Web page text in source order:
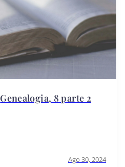
Genealogia, 8 parte 2
Ago 30, 2024